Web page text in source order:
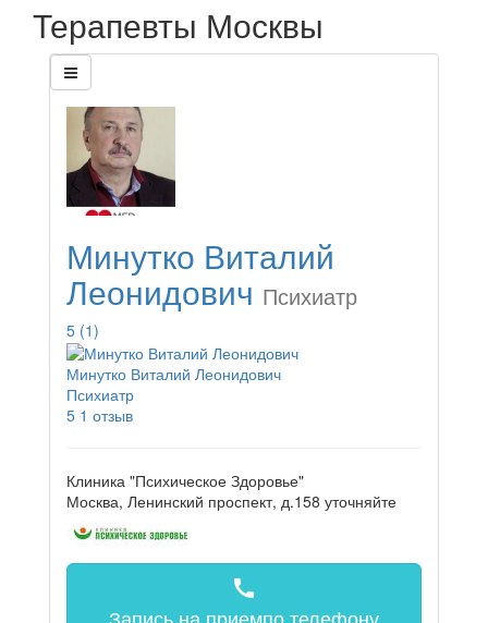
Терапевты Москвы
Минутко Виталий
Леонидович Психиатр
5 (1)
Минутко Виталий Леонидович
Психиатр
5 1 отзыв
Клиника "Психическое Здоровье"
Москва, Ленинский проспект, д.158 уточняйте
call